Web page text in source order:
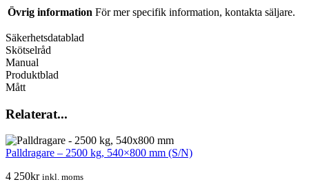
Övrig information För mer specifik information, kontakta säljare.
Säkerhetsdatablad
Skötselråd
Manual
Produktblad
Mått
Relaterat...
Palldragare – 2500 kg, 540×800 mm (S/N)
4 250kr inkl. moms